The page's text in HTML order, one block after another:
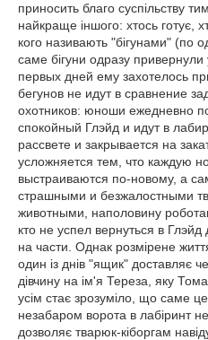
приносить благо суспільству
найкраще іншого: хтось готує,
кого називають "бігунами" (по
саме бігуни одразу
первых дней ему захотелось
бегунов не идут в сравнение
охотников: юноши ежедневно
спокойный Глэйд и идут в
рассвете и закрывается на
усложняется тем, что каждую
выстраиваются по-новому, а
страшными и безжалостными
животными, наполовину
кто не успел вернуться в
на части. Однак розмірене
один із днів "ящик" доставляє
дівчину на ім'я Тереза, яку
усім стає зрозуміло, що саме
незабаром ворота в лабіринт
дозволяє тварюк-кіборгам